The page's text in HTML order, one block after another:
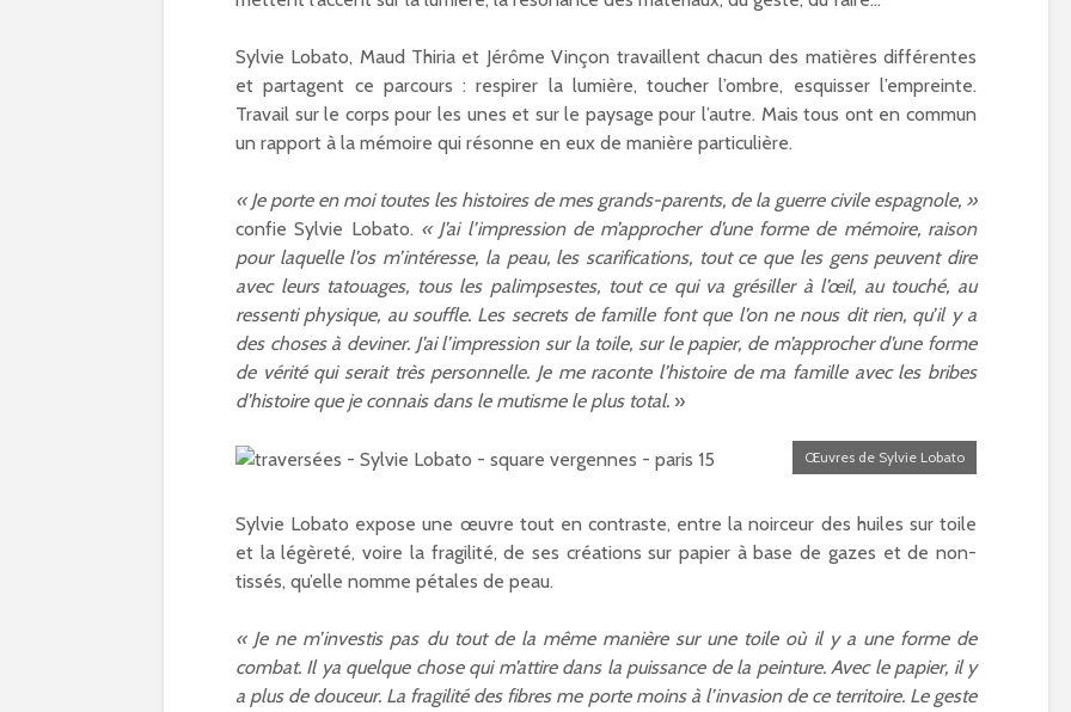
Sylvie Lobato, Maud Thiria et Jérôme Vinçon travaillent chacun des matières différentes
et partagent ce parcours : respirer la lumière, toucher l’ombre, esquisser l’empreinte.
Travail sur le corps pour les unes et sur le paysage pour l’autre. Mais tous ont en commun
un rapport à la mémoire qui résonne en eux de manière particulière.
« Je porte en moi toutes les histoires de mes grands-parents, de la guerre civile espagnole, »
confie Sylvie Lobato. « J’ai l’impression de m’approcher d’une forme de mémoire, raison
pour laquelle l’os m’intéresse, la peau, les scarifications, tout ce que les gens peuvent dire
avec leurs tatouages, tous les palimpsestes, tout ce qui va grésiller à l’œil, au touché, au
ressenti physique, au souffle. Les secrets de famille font que l’on ne nous dit rien, qu’il y a
des choses à deviner. J’ai l’impression sur la toile, sur le papier, de m’approcher d’une forme
de vérité qui serait très personnelle. Je me raconte l’histoire de ma famille avec les bribes
d’histoire que je connais dans le mutisme le plus total. »
Œuvres de Sylvie Lobato
Sylvie Lobato expose une œuvre tout en contraste, entre la noirceur des huiles sur toile
et la légèreté, voire la fragilité, de ses créations sur papier à base de gazes et de non-
tissés, qu’elle nomme pétales de peau.
« Je ne m’investis pas du tout de la même manière sur une toile où il y a une forme de
combat. Il ya quelque chose qui m’attire dans la puissance de la peinture. Avec le papier, il y
a plus de douceur. La fragilité des fibres me porte moins à l’invasion de ce territoire. Le geste
Olympiques et
15
11/10/2023
9 projets lauréats
pour Paris 15 au
2023
10/10/2023
Les meilleurs pains
bio d’Ile-de-France
dans le 15e
09/10/2023
d’été à Paris 15ème ?
Inauguration de
Mauduit à Paris
Réhabilitation et
nouvelle vie pour
l’église Sainte-
Paris 15
30/04/2024